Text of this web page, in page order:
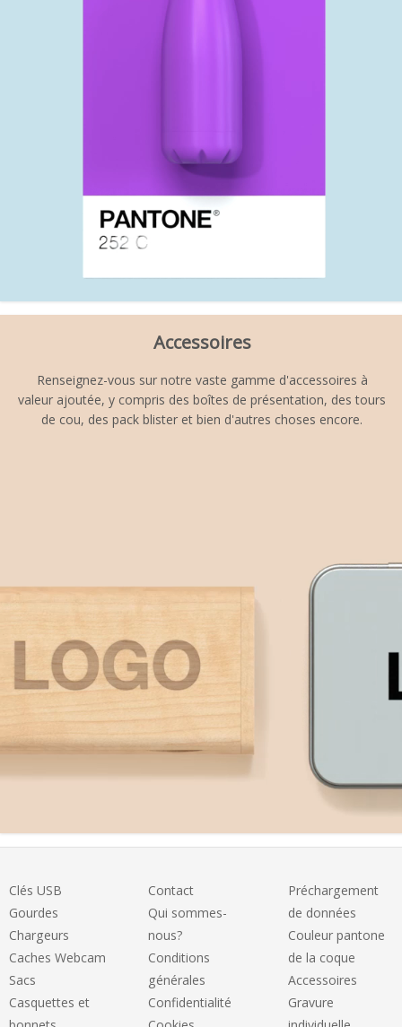
Accessoires
Renseignez-vous sur notre vaste gamme d'accessoires à
valeur ajoutée, y compris des boîtes de présentation, des tours
de cou, des pack blister et bien d'autres choses encore.
Clés USB
Gourdes
Chargeurs
Caches Webcam
Sacs
Casquettes et
Contact
Qui sommes-
nous?
Conditions
générales
Confidentialité
Préchargement
de données
Couleur pantone
de la coque
Accessoires
Gravure